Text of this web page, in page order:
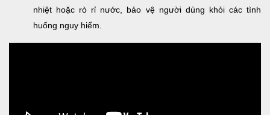
nhiệt hoặc rò rỉ nước, bảo vệ người dùng khỏi các tình
huống nguy hiểm.